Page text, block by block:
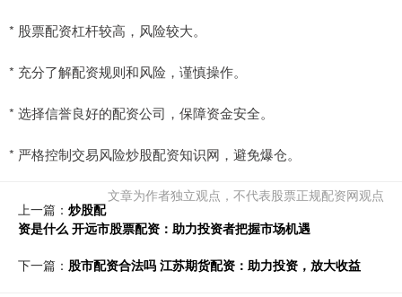
* 股票配资杠杆较高，风险较大。
* 充分了解配资规则和风险，谨慎操作。
* 选择信誉良好的配资公司，保障资金安全。
* 严格控制交易风险炒股配资知识网，避免爆仓。
文章为作者独立观点，不代表股票正规配资网观点
上一篇： 炒股配
资是什么 开远市股票配资：助力投资者把握市场机遇
下一篇： 股市配资合法吗 江苏期货配资：助力投资，放大收益